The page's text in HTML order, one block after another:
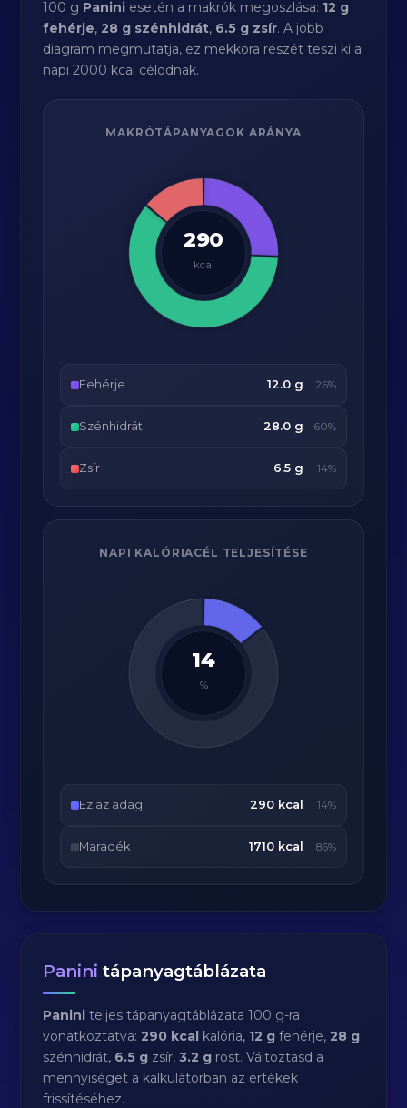
100 g Panini esetén a makrók megoszlása: 12 g
fehérje,28 g szénhidrát, 6.5 g zsír. A jobb
diagram megmutatja, ez mekkora részét teszi ki a
napi 2000 kcal célodnak.
MAKRÓTÁPANYAGOK ARÁNYA
290
kcal
Fehérje 12.0 g 26%
Szénhidrát 28.0 g 60%
Zsír 6.5 g 14%
NAPI KALÓRIACÉL TELJESÍTÉSE
14
%
Ez az adag 290 kcal 14%
Maradék 1710 kcal 86%
Panini tápanyagtáblázata
Panini teljes tápanyagtáblázata 100 g-ra
vonatkoztatva:290 kcal kalória, 12 g fehérje,28 g
szénhidrát, 6.5 g zsír,3.2 g rost. Változtasd a
mennyiséget a kalkulátorban az értékek
frissítéséhez.